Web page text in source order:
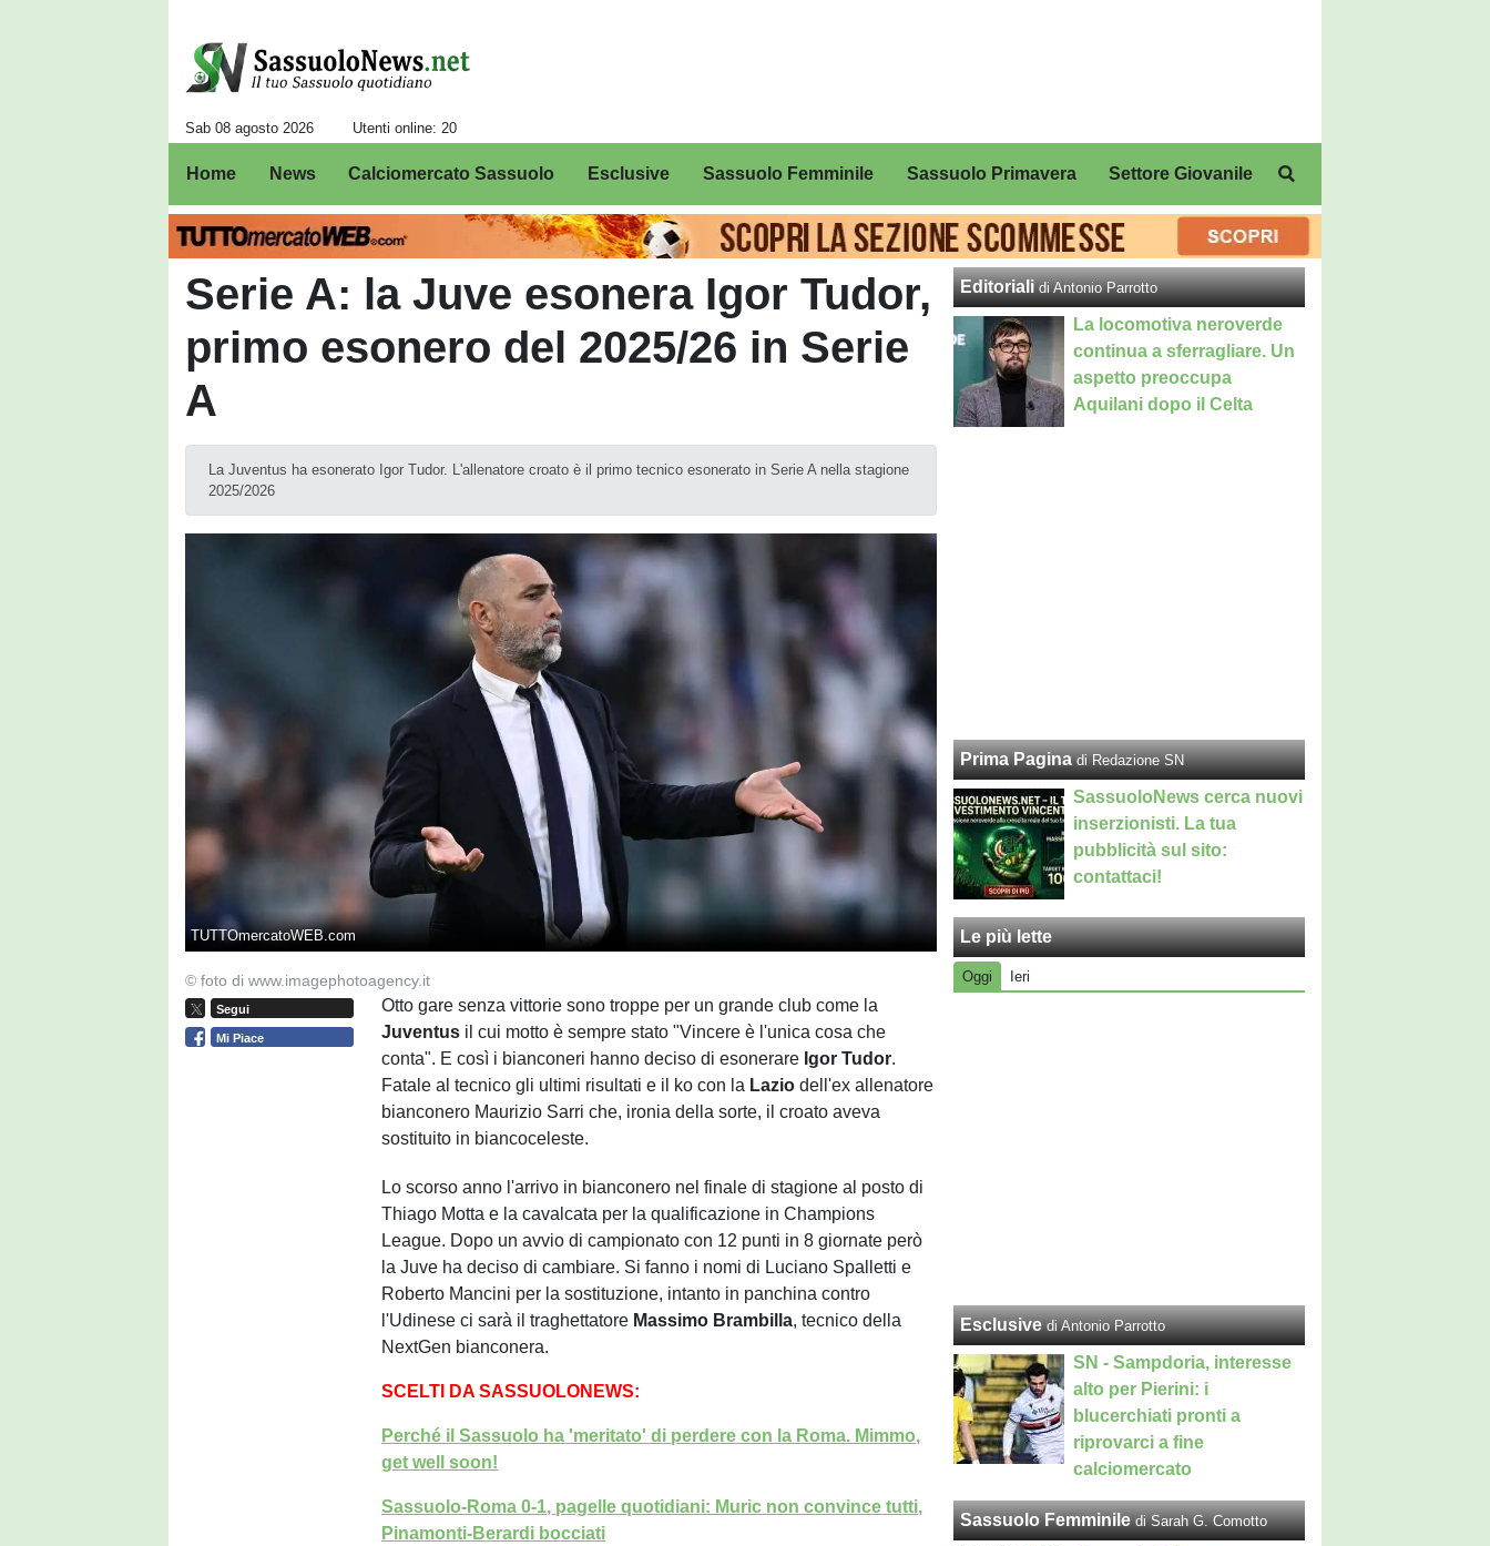
Sab 08 agosto 2026 Utenti online: 20
Home News Calciomercato Sassuolo Esclusive Sassuolo Femminile Sassuolo Primavera Settore Giovanile
Serie A: la Juve esonera Igor Tudor,
primo esonero del 2025/26 in Serie
A
La Juventus ha esonerato Igor Tudor. L'allenatore croato è il primo tecnico esonerato in Serie A nella stagione
2025/2026
TUTTOmercatoWEB.com
© foto di www.imagephotoagency.it
Segui
Mi Piace
Otto gare senza vittorie sono troppe per un grande club come la
Juventus il cui motto è sempre stato "Vincere è l'unica cosa che
conta". E così i bianconeri hanno deciso di esonerare Igor Tudor.
Fatale al tecnico gli ultimi risultati e il ko con la Lazio dell'ex allenatore
bianconero Maurizio Sarri che, ironia della sorte, il croato aveva
sostituito in biancoceleste.
Lo scorso anno l'arrivo in bianconero nel finale di stagione al posto di
Thiago Motta e la cavalcata per la qualificazione in Champions
League. Dopo un avvio di campionato con 12 punti in 8 giornate però
la Juve ha deciso di cambiare. Si fanno i nomi di Luciano Spalletti e
Roberto Mancini per la sostituzione, intanto in panchina contro
l'Udinese ci sarà il traghettatore Massimo Brambilla, tecnico della
NextGen bianconera.
SCELTI DA SASSUOLONEWS:
Perché il Sassuolo ha 'meritato' di perdere con la Roma. Mimmo,
get well soon!
Sassuolo-Roma 0-1, pagelle quotidiani: Muric non convince tutti,
Pinamonti-Berardi bocciati
Editoriali di Antonio Parrotto
La locomotiva neroverde
continua a sferragliare. Un
aspetto preoccupa
Aquilani dopo il Celta
Prima Pagina di Redazione SN
SassuoloNews cerca nuovi
inserzionisti. La tua
pubblicità sul sito:
contattaci!
Le più lette
Oggi Ieri
Esclusive di Antonio Parrotto
SN - Sampdoria, interesse
alto per Pierini: i
blucerchiati pronti a
riprovarci a fine
calciomercato
Sassuolo Femminile di Sarah G. Comotto